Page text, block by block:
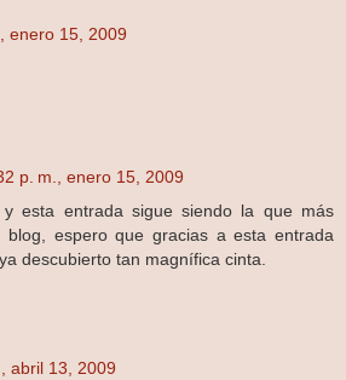
enero 15, 2009
p. m., enero 15, 2009
esta entrada sigue siendo la que más
blog, espero que gracias a esta entrada
descubierto tan magnífica cinta.
abril 13, 2009